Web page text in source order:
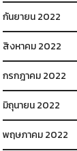
กันยายน 2022
สิงหาคม 2022
กรกฎาคม 2022
มิถุนายน 2022
พฤษภาคม 2022